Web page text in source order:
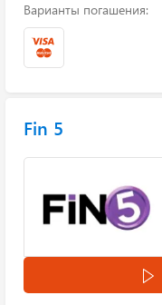
Варианты погашения:
Fin 5